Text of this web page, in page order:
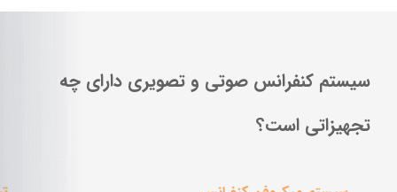
سیستم کنفرانس صوتی و تصویری دارای چه
تجهیزاتی است؟